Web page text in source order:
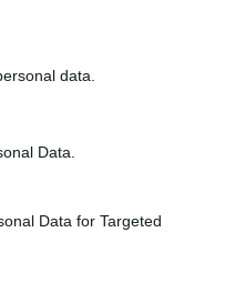
data.
Data.
Data for Targeted
esprime il pensiero dell'autore e
I messaggi inclusi nei commenti
pubblicati senza filtro
dal sistema.